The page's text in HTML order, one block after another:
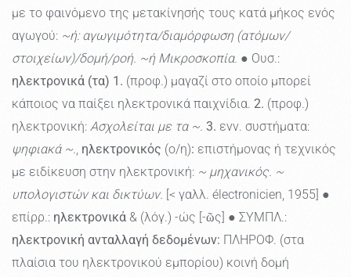
με το φαινόμενο της μετακίνησής τους κατά μήκος ενός
αγωγού: ~ή: αγωγιμότητα/διαμόρφωση (ατόμων/
στοιχείων)/δομή/ροή. ~ή Μικροσκοπία. ● Ουσ.:
ηλεκτρονικά (τα) 1. (προφ.) μαγαζί στο οποίο μπορεί
κάποιος να παίξει ηλεκτρονικά παιχνίδια. 2. (προφ.)
ηλεκτρονική: Ασχολείται με τα ~. 3. ενν. συστήματα:
ψηφιακά ~., ηλεκτρονικός (ο/η): επιστήμονας ή τεχνικός
με ειδίκευση στην ηλεκτρονική: ~ μηχανικός. ~
υπολογιστών και δικτύων. [< γαλλ. électronicien, 1955] ●
επίρρ.: ηλεκτρονικά & (λόγ.) -ώς [-ῶς] ● ΣΥΜΠΛ.:
ηλεκτρονική ανταλλαγή δεδομένων: ΠΛΗΡΟΦ. (στα
πλαίσια του ηλεκτρονικού εμπορίου) κοινή δομή